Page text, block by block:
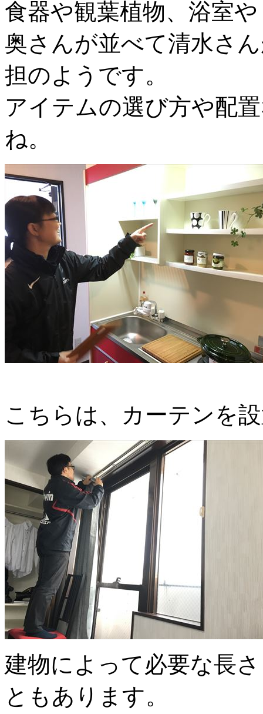
食器や観葉植物、浴室
奥さんが並べて清水さ
担のようです。
アイテムの選び方や配
ね。
こちらは、カーテンを
建物によって必要な長
ともあります。